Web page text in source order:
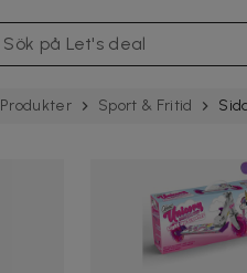
Produkter Sport & Fritid